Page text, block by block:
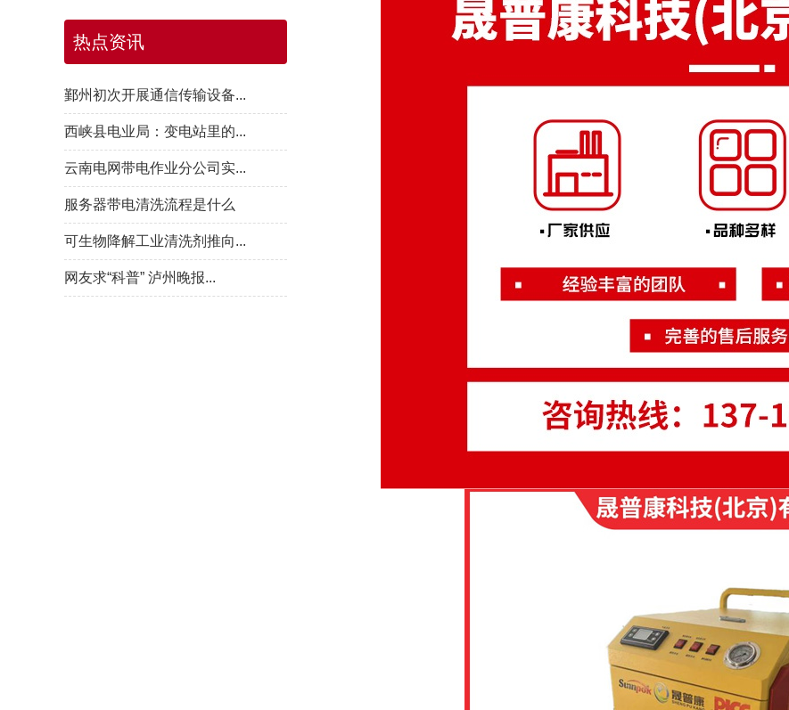
热点资讯
鄞州初次开展通信传输设备...
西峡县电业局：变电站里的...
云南电网带电作业分公司实...
服务器带电清洗流程是什么
可生物降解工业清洗剂推向...
网友求“科普” 泸州晚报...